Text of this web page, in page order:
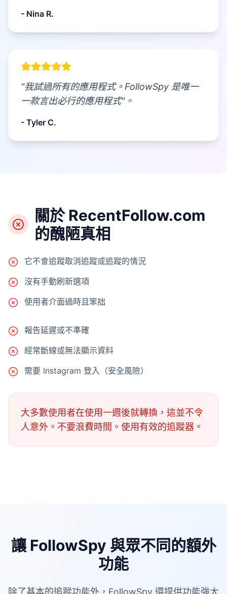
- Nina R.
"我試過所有的應用程式。FollowSpy 是唯一
一款言出必行的應用程式"。
- Tyler C.
關於 RecentFollow.com
的醜陋真相
它不會追蹤取消追蹤或追蹤的情況
沒有手動刷新選項
使用者介面過時且笨拙
報告延遲或不準確
經常斷線或無法顯示資料
需要 Instagram 登入（安全風險）
大多數使用者在使用一週後就轉換，這並不令
人意外。不要浪費時間。使用有效的追蹤器。
讓 FollowSpy 與眾不同的額外
功能
除了基本的追蹤功能外，FollowSpy 還提供功能強大